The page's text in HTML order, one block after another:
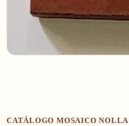
CATÁLOGO MOSAICO NOLLA